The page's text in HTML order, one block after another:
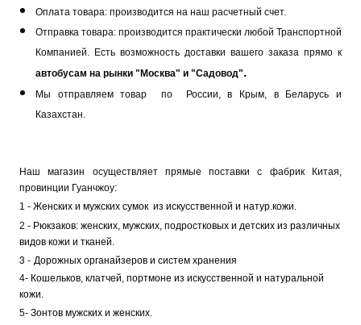
Оплата товара: производится на наш расчетный счет.
Отправка товара: производится практически любой Транспортной
Компанией. Есть возможность доставки вашего заказа прямо к
автобусам на рынки "Москва" и "Садовод".
Мы отправляем товар по России, в Крым, в Беларусь и
Казахстан.
Наш магазин осуществляет прямые поставки с фабрик Китая,
провинции Гуанчжоу:
1 - Женских и мужских сумок из искусственной и натур.кожи.
2 - Рюкзаков: женских, мужских, подростковых и детских из различных
видов кожи и тканей.
3 - Дорожных органайзеров и систем хранения
4- Кошельков, клатчей, портмоне из искусственной и натуральной
кожи.
5- Зонтов мужских и женских.